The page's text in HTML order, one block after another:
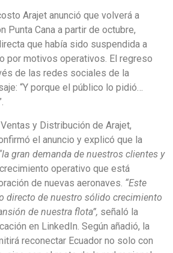
Arajet anunció que volverá a
Punta Cana a partir de octubre,
que había sido suspendida a
por motivos operativos. El regreso
de las redes sociales de la
“Y porque el público lo pidió…
y Distribución de Arajet,
el anuncio y explicó que la
gran demanda de nuestros clientes y
operativo que está
de nuevas aeronaves. “Este
directo de nuestro sólido crecimiento
de nuestra flota”, señaló la
en LinkedIn. Según añadió, la
reconectar Ecuador no solo con